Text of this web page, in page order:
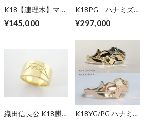
K18【連理木】マリ
¥145,000
K18PG ハナミズ
ング（受注生産）
¥297,000
織田信長公 K18麒
K18YG/PG ハナミ